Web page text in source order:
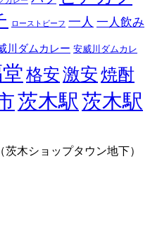
ローストビーフ 一人 一人飲み
川ダムカレー 安威川ダムカレ
格安激安焼酎
茨木駅 茨木駅
木ショップタウン地下）